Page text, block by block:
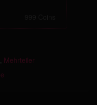
, Mehrteiler